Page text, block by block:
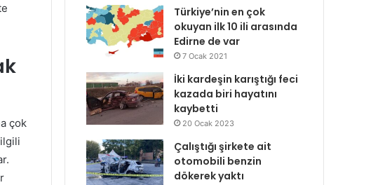
çok
Türkiye’nin en çok
okuyan ilk 10 ili arasında
Edirne de var
7 Ocak 2021
İki kardeşin karıştığı feci
kazada biri hayatını
kaybetti
20 Ocak 2023
Çalıştığı şirkete ait
otomobili benzin
dökerek yaktı